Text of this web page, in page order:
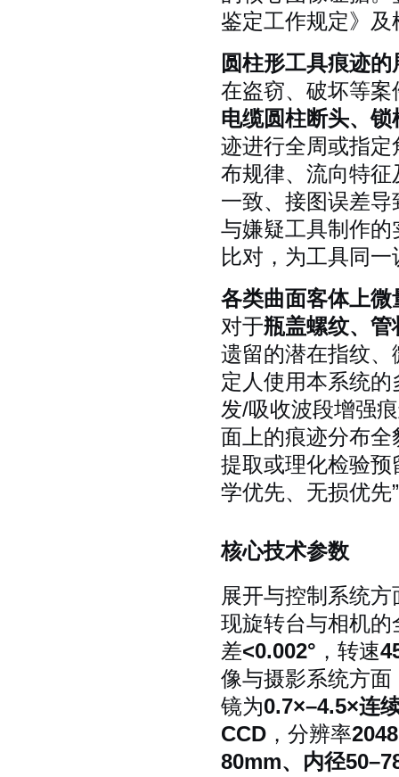
鉴定工作规定》
圆柱形工具痕迹
在盗窃、破坏等
电缆圆柱断头、
迹进行全周或指
布规律、流向特
一致、接图误差
与嫌疑工具制作
比对，为工具同
各类曲面客体上
对于瓶盖螺纹、管
遗留的潜在指纹
定人使用本系统
发/吸收波段增强
面上的痕迹分布
提取或理化检验预
学优先、无损优先
核心技术参数
展开与控制系统方
现旋转台与相机
差<0.002° ，转速
像与摄影系统方
镜为0.7×–4.5×连
CCD ，分辨率
80mm、内径